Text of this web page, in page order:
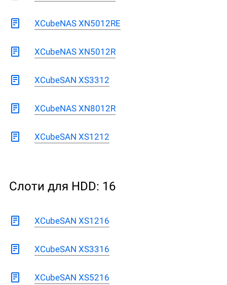
XCubeNAS XN5012RE
XCubeNAS XN5012R
XCubeSAN XS3312
XCubeNAS XN8012R
XCubeSAN XS1212
Слоти для HDD: 16
XCubeSAN XS1216
XCubeSAN XS3316
XCubeSAN XS5216